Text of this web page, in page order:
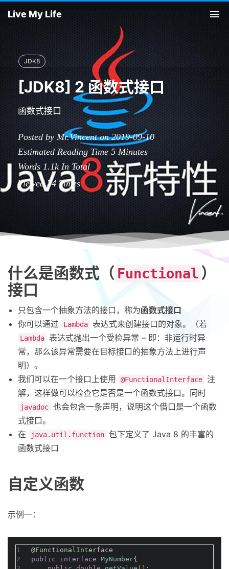
Live My Life
JDK8
[JDK8] 2 函数式接口
函数式接口
Posted by Mr.Vincent on 2019-09-10
Estimated Reading Time 5 Minutes
Words 1.1kIn Total
Viewed74Times
什么是函数式（ Functional ）
接口
只包含一个抽象方法的接口，称为函数式接口
你可以通过
Lambda 表达式来创建接口的对象。（若
Lambda 表达式抛出一个受检异常 – 即：非运行时异
常，那么该异常需要在目标接口的抽象方法上进行声
明）。
我们可以在一个接口上使用
@FunctionalInterface
注
解，这样做可以检查它是否是一个函数式接口。同时
javadoc 也会包含一条声明，说明这个借口是一个函数
式接口。
在
java.util.function 包下定义了 Java 8 的丰富的
函数式接口
自定义函数
示例一：
1
2
@FunctionalInterface
public
interface MyNumber{